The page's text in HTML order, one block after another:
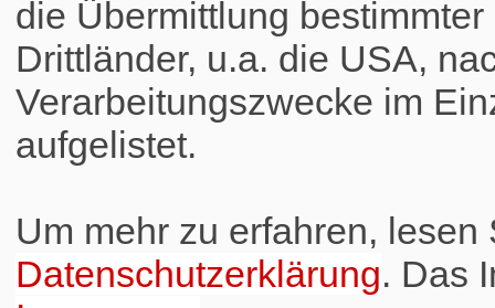
die Übermittlung
Drittländer, u.a. die USA,
Verarbeitungszwecke im
aufgelistet.
Um mehr zu erfahren, lesen
Datenschutzerklärung. Das